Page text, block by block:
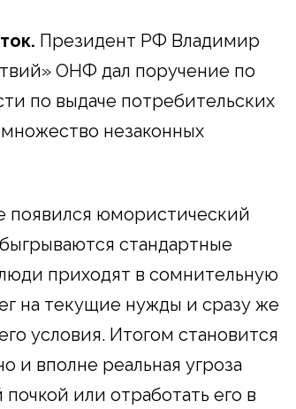
Президент РФ Владимир
ОНФ дал поручение по
по выдаче потребительских
незаконных
появился юмористический
стандартные
приходят в сомнительную
на текущие нужды и сразу же
условия. Итогом становится
и вполне реальная угроза
или отработать его в